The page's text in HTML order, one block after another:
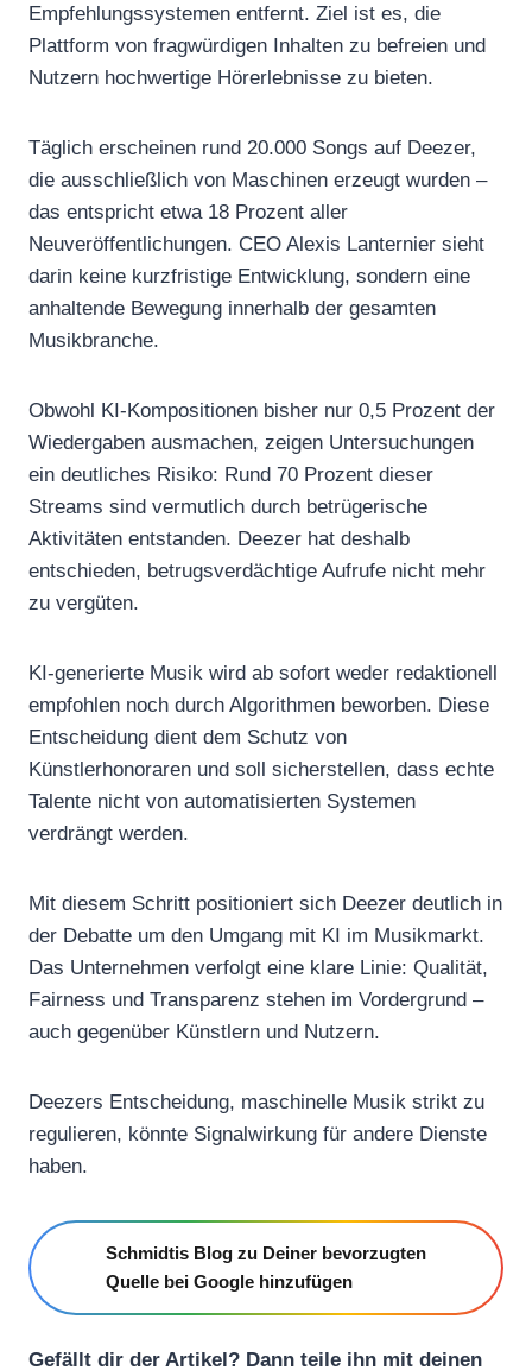
Empfehlungssystemen entfernt. Ziel ist es, die
Plattform von fragwürdigen Inhalten zu befreien und
Nutzern hochwertige Hörerlebnisse zu bieten.
Täglich erscheinen rund 20.000 Songs auf Deezer,
die ausschließlich von Maschinen erzeugt wurden –
das entspricht etwa 18 Prozent aller
Neuveröffentlichungen. CEO Alexis Lanternier sieht
darin keine kurzfristige Entwicklung, sondern eine
anhaltende Bewegung innerhalb der gesamten
Musikbranche.
Obwohl KI-Kompositionen bisher nur 0,5 Prozent der
Wiedergaben ausmachen, zeigen Untersuchungen
ein deutliches Risiko: Rund 70 Prozent dieser
Streams sind vermutlich durch betrügerische
Aktivitäten entstanden. Deezer hat deshalb
entschieden, betrugsverdächtige Aufrufe nicht mehr
zu vergüten.
KI-generierte Musik wird ab sofort weder redaktionell
empfohlen noch durch Algorithmen beworben. Diese
Entscheidung dient dem Schutz von
Künstlerhonoraren und soll sicherstellen, dass echte
Talente nicht von automatisierten Systemen
verdrängt werden.
Mit diesem Schritt positioniert sich Deezer deutlich in
der Debatte um den Umgang mit KI im Musikmarkt.
Das Unternehmen verfolgt eine klare Linie: Qualität,
Fairness und Transparenz stehen im Vordergrund –
auch gegenüber Künstlern und Nutzern.
Deezers Entscheidung, maschinelle Musik strikt zu
regulieren, könnte Signalwirkung für andere Dienste
haben.
Schmidtis Blog zu Deiner bevorzugten
Quelle bei Google hinzufügen
Gefällt dir der Artikel? Dann teile ihn mit deinen